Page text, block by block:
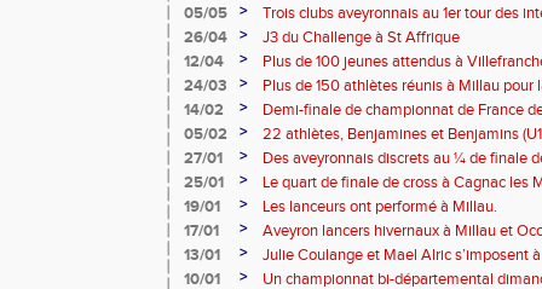
05/05
>
Trois clubs aveyronnais au 1er tour des
26/04
>
J3 du Challenge à St Affrique
12/04
>
Plus de 100 jeunes attendus à
24/03
>
Plus de 150 athlètes réunis à Millau
piste
14/02 >
Demi-finale de championnat de France
et Benjamins Aveyronnais dans la boue
05/02 >
22 athlètes, Benjamines et Benjamins
lors des 1/2 Finales des France de Cross
27/01 >
Des aveyronnais discrets au ¼ de finale
25/01
>
Le quart de finale de cross à Cagnac les
Tarbes
19/01 >
Les lanceurs ont performé à Millau.
17/01
>
Aveyron lancers hivernaux à Millau et
Bompas
13/01 >
Julie Coulange et Mael Alric s’imposent
10/01
>
Un championnat bi-départemental